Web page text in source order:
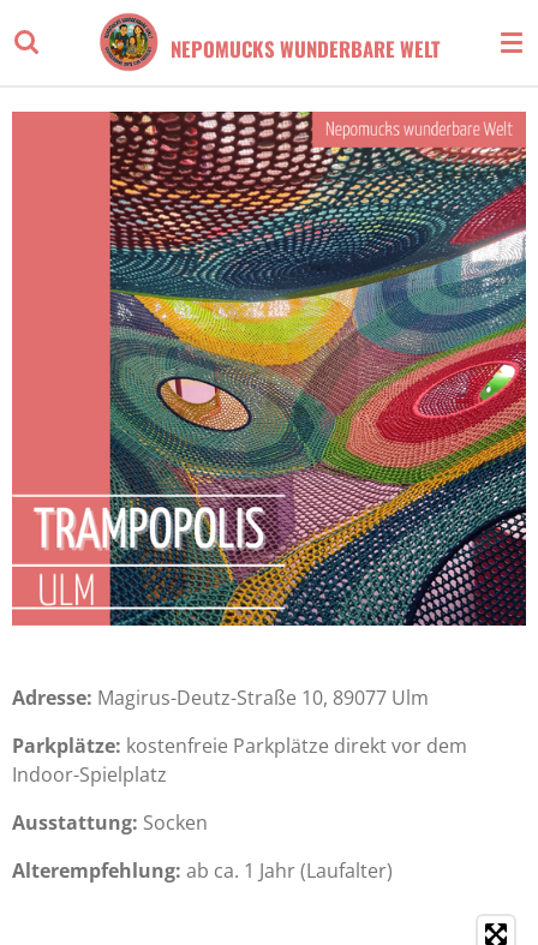
Hauptinhalt
NEPOMUCKS WUNDERBARE WELT
Adresse: Magirus-Deutz-Straße 10, 89077 Ulm
Parkplätze: kostenfreie Parkplätze direkt vor dem
Indoor-Spielplatz
Ausstattung: Socken
Alterempfehlung: ab ca. 1 Jahr (Laufalter)